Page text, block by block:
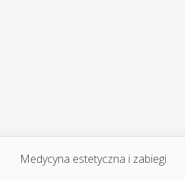
Medycyna estetyczna i zabiegi